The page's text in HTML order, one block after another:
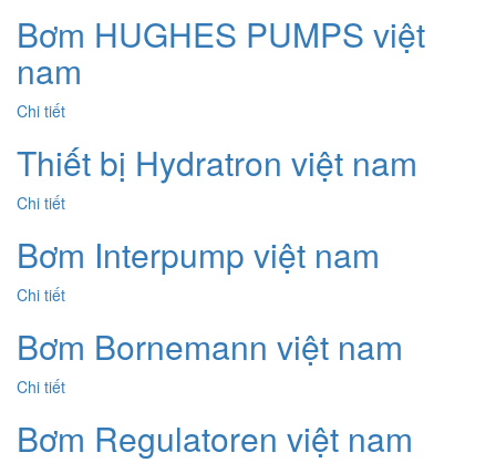
Bơm HUGHES PUMPS việt
nam
Chi tiết
Thiết bị Hydratron việt nam
Chi tiết
Bơm Interpump việt nam
Chi tiết
Bơm Bornemann việt nam
Chi tiết
Bơm Regulatoren việt nam